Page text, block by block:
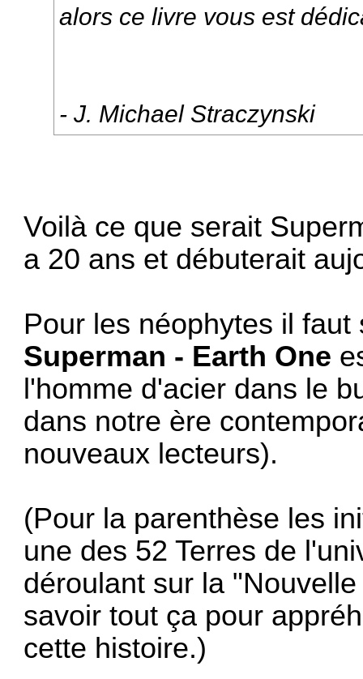
alors ce livre vous est
- J. Michael Straczynski
Voilà ce que serait
a 20 ans et débuterait
Pour les néophytes il
Superman - Earth One
l'homme d'acier dans le
dans notre ère
nouveaux lecteurs).
(Pour la parenthèse les
une des 52 Terres de
déroulant sur la
savoir tout ça pour
cette histoire.)